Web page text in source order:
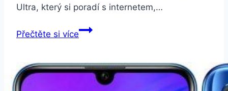
Ultra, který si poradí s internetem,…
Přečtěte si víceXiaomi
4GB/128GB
Moonlight